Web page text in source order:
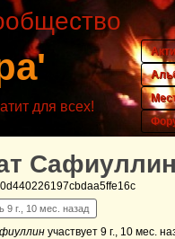
для всех!
9 г., 10 мес. назад
участвует 9 г., 10 мес.